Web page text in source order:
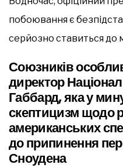
побоювання є
серйозно ставиться до
Союзників
директор
Габбард, яка у
скептицизм щодо
американських
до припинення
Сноудена